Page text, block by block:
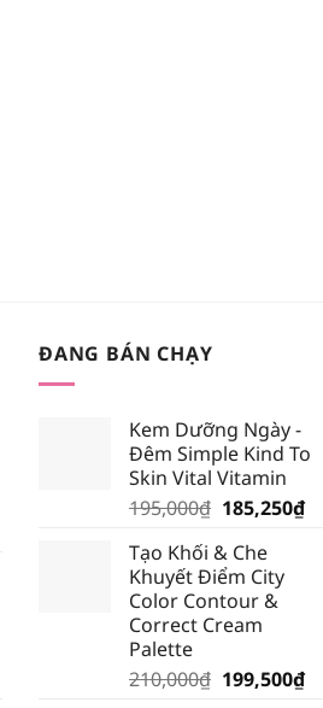
ĐANG BÁN CHẠY
Kem Dưỡng Ngày -
Đêm Simple Kind To
Skin Vital Vitamin
195,000₫ Giá
là:
195,000₫.
185,250₫Giá
Tạo Khối & Che
Khuyết Điểm City
Color Contour &
Correct Cream
Palette
210,000₫ Giá
199,500₫Giá